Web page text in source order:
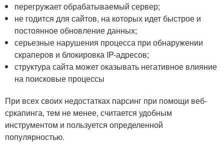
перегружает обрабатываемый сервер;
не годится для сайтов, на которых идет быстрое и
постоянное обновление данных;
серьезные нарушения процесса при обнаружении
скраперов и блокировка IP-адресов;
структура сайта может оказывать негативное влияние
на поисковые процессы
При всех своих недостатках парсинг при помощи веб-
сркапинга, тем не менее, считается удобным
инструментом и пользуется определенной
популярностью.